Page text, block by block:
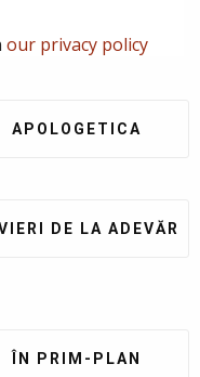
our privacy policy
APOLOGETICA
DE LA ADEVĂR
ÎN PRIM-PLAN